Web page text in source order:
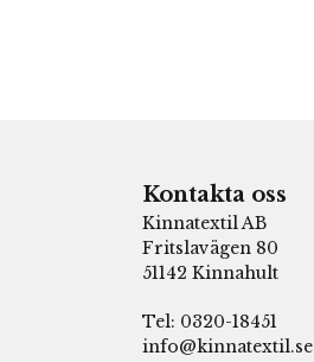
Kontakta oss
Kinnatextil AB
Fritslavägen 80
51142 Kinnahult
Tel: 0320-18451
info@kinnatextil.se